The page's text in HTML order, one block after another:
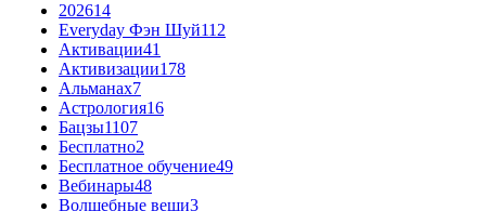
202614
Everyday Фэн Шуй112
Активации41
Активизации178
Альманах7
Астрология16
Бацзы1107
Бесплатно2
Бесплатное обучение49
Вебинары48
Волшебные вещи3